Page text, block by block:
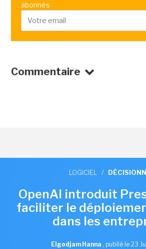
abonnés
Commentaire
LOGICIEL /
OpenAI introduit
faciliter le
dans les
Elgodjam Hanna , publié le 23